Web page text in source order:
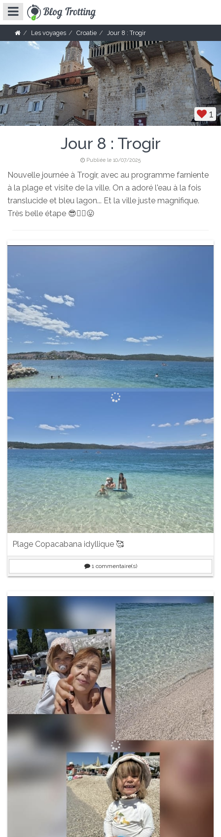
Les voyages Croatie Jour 8 : Trogir
1
Jour 8 : Trogir
Publiée le 10/07/2025
Nouvelle journée à Trogir, avec au programme farniente
à la plage et visite de la ville. On a adoré l'eau à la fois
translucide et bleu lagon... Et la ville juste magnifique.
Très belle étape 😎🏊‍♂️😛
Plage Copacabana idyllique 🥰
1 commentaire(s)